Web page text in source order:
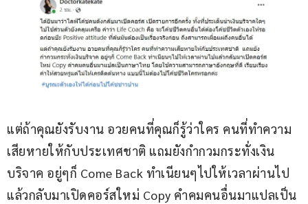
แต่ถ้าคุณยังรับงาน อวยคนที่คุณก็รู้ว่าใคร คนที่ทำความ
เสียหายให้กับประเทศชาติ แถมยังกำกวมกระทั่งเงิน
บริจาค อยู่ๆก็ Come Back ทำเนียนๆไปให้เวลาผ่านไป
แล้วกลับมาเปิดคอร์สใหม่ Copy คำคมคนอื่นมาแปลเป็น